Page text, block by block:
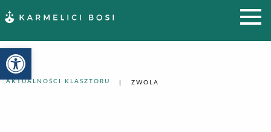
Otwórz pasek narzędzi
AKTUALNOŚCI KLASZTORU ZWOLA